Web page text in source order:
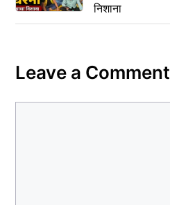
निशाना
Leave a Comment